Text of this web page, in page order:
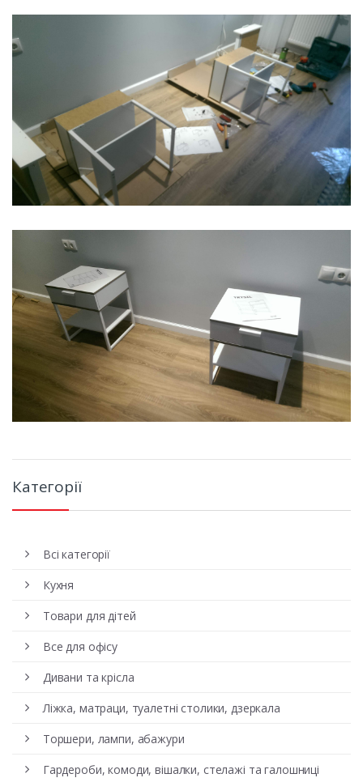
Категорії
Всі категорії
Кухня
Товари для дітей
Все для офісу
Дивани та крісла
Ліжка, матраци, туалетні столики, дзеркала
Торшери, лампи, абажури
Гардероби, комоди, вішалки, стелажі та галошниці